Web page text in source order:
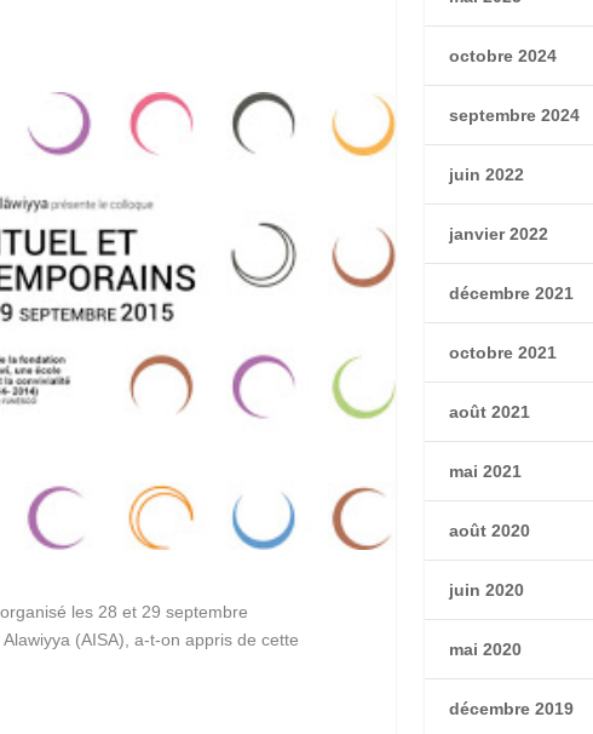
les 28 et 29 septembre
(AISA), a-t-on appris de cette
octobre 2024
septembre 2024
juin 2022
janvier 2022
décembre 2021
octobre 2021
août 2021
mai 2021
août 2020
juin 2020
mai 2020
décembre 2019